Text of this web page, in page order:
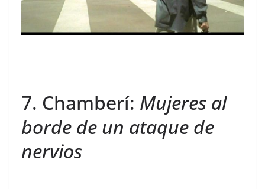
7. Chamberí: Mujeres al
borde de un ataque de
nervios